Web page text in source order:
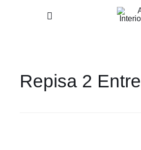
Toggle
Nosotros
Repisa 2